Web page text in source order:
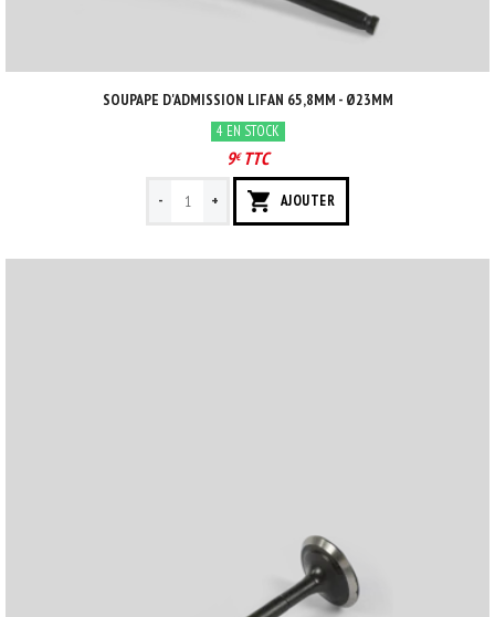
SOUPAPE D'ADMISSION LIFAN 65,8MM - Ø23MM
4 EN STOCK
9€TTC
- + AJOUTER